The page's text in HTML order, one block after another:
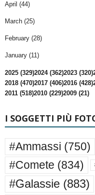
April (44)
March (25)
February (28)
January (11)
2025 (329)2024 (362)2023 (320)
2018 (470)2017 (406)2016 (428)
2011 (518)2010 (229)2009 (21)
I SOGGETTI PIÙ
#Ammassi (750)
#Comete (834)
#Galassie (883)